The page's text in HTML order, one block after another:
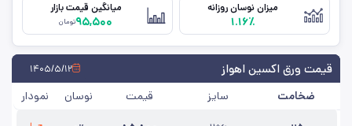
حالت
ضخامت
میزان نوسان روزانه
۱.۱۶٪
میانگین قیمت بازار
۹۵,۵۰۰تومان
قیمت ورق اکسین اهواز ۱۴۰۵/۵/۱۲
ضخامت سایز قیمت نوسان نمودار